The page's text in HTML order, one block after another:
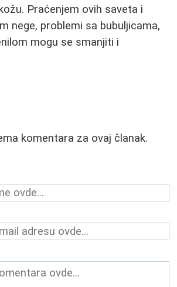
Praćenjem ovih saveta i
nege, problemi sa bubuljicama,
mogu se smanjiti i
komentara za ovaj članak.